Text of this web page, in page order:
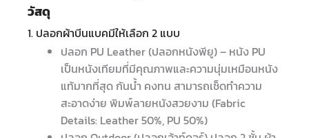
วัสดุ
1. ปลอกผ้าบีนแบคมีให้เลือก 2 แบบ
ปลอก PU Leather (ปลอกหนังพียู) – หนัง PU
เป็นหนังเทียมที่มีคุณภาพและความนุ่มเหมือนหนัง
แท้มากที่สุด กันน้ำ คงทน สามารถเช็ดทำความ
สะอาดง่าย พิมพ์ลายหนังสวยงาม (Fabric
Details: Leather 50%, PU 50%)